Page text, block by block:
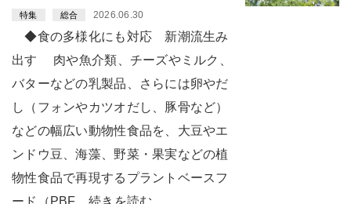
特集 総合 2026.06.30
◆食の多様化にも対応 新潮流生み
出す 肉や魚介類、チーズやミルク、
バターなどの乳製品、さらには卵やだ
し（フォンやカツオだし、豚骨など）
などの幅広い動物性食品を、大豆やエ
ンドウ豆、海藻、野菜・果実などの植
物性食品で再現するプラントベースフ
ード（PBF…続きを読む